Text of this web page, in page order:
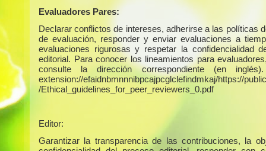
Evaluadores Pares:
Declarar conflictos de intereses, adherirse a las políticas
de evaluación, responder y enviar evaluaciones a
evaluaciones rigurosas y respetar la confidencialidad
editorial. Para conocer los lineamientos para
consulte la dirección correspondiente (en
extension://efaidnbmnnnibpcajpcglclefindmkaj/https://
/Ethical_guidelines_for_peer_reviewers_0.pdf
Editor:
Garantizar la transparencia de las contribuciones, la